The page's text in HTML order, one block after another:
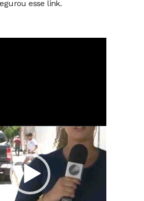
esse link.